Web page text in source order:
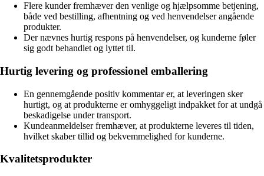
Flere kunder fremhæver den venlige og hjælpsomme betjening,
både ved bestilling, afhentning og ved henvendelser angående
produkter.
Der nævnes hurtig respons på henvendelser, og kunderne føler
sig godt behandlet og lyttet til.
Hurtig levering og professionel emballering
En gennemgående positiv kommentar er, at leveringen sker
hurtigt, og at produkterne er omhyggeligt indpakket for at undgå
beskadigelse under transport.
Kundeanmeldelser fremhæver, at produkterne leveres til tiden,
hvilket skaber tillid og bekvemmelighed for kunderne.
Kvalitetsprodukter